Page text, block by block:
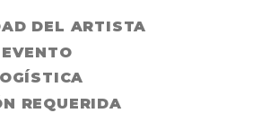
DEL ARTISTA
REQUERIDA